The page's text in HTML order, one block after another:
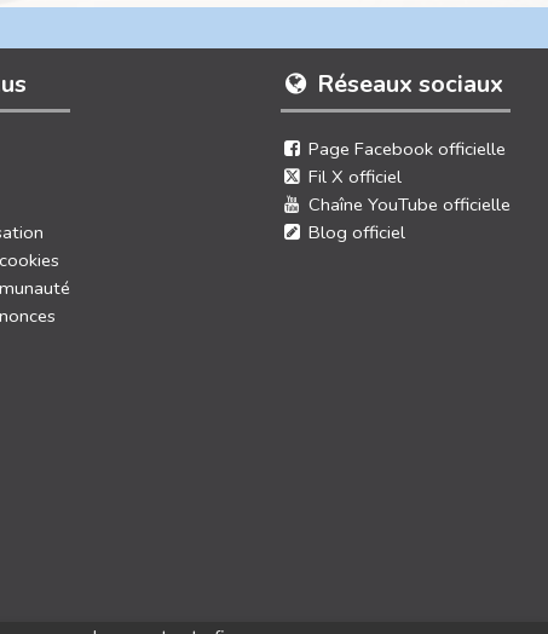
Réseaux sociaux
Page Facebook officielle
Fil X officiel
Chaîne YouTube officielle
Blog officiel